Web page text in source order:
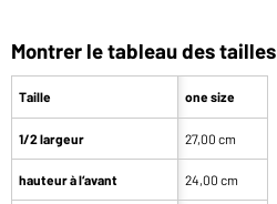
Montrer le tableau des tailles
Taille
1/2 largeur
hauteur à l‘avant
one size
27,00 cm
24,00 cm